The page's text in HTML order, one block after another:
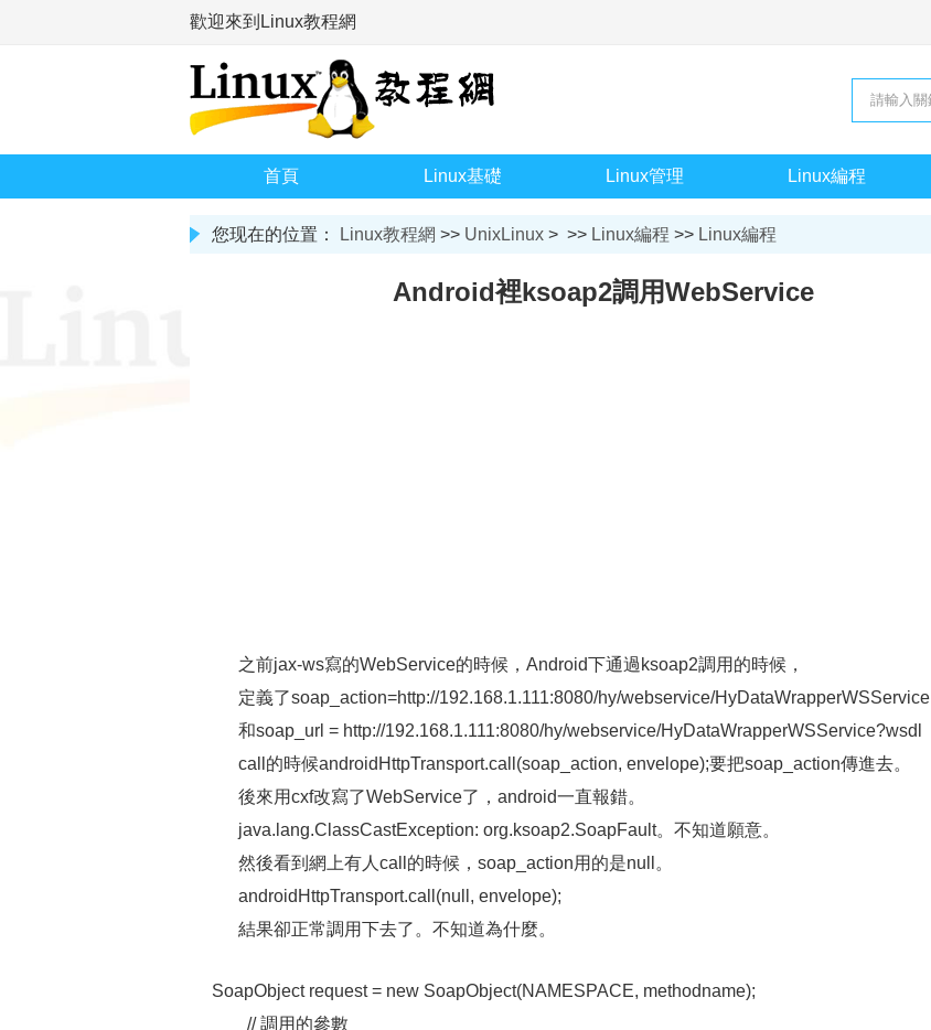
歡迎來到Linux教程網
首頁 Linux基礎 Linux管理 Linux編程
您现在的位置： Linux教程網 >> UnixLinux > >> Linux編程 >> Linux編程
Android裡ksoap2調用WebService
之前jax-ws寫的WebService的時候，Android下通過ksoap2調用的時候，
定義了soap_action=http://192.168.1.111:8080/hy/webservice/HyDataWrapperWSService
和soap_url = http://192.168.1.111:8080/hy/webservice/HyDataWrapperWSService?wsdl
call的時候androidHttpTransport.call(soap_action, envelope);要把soap_action傳進去。
後來用cxf改寫了WebService了，android一直報錯。
java.lang.ClassCastException: org.ksoap2.SoapFault。不知道願意。
然後看到網上有人call的時候，soap_action用的是null。
androidHttpTransport.call(null, envelope);
結果卻正常調用下去了。不知道為什麼。
SoapObject request = new SoapObject(NAMESPACE, methodname);
// 調用的參數